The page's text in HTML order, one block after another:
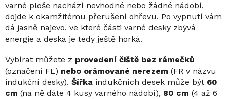
varné ploše nachází nevhodné nebo žádné nádobí,
dojde k okamžitému přerušení ohřevu. Po vypnutí vám
dá jasně najevo, ve které části varné desky zbývá
energie a deska je tedy ještě horká.
Vybírat můžete z provedení čiště bez rámečků
(označení FL) nebo orámované nerezem (FR v názvu
indukční desky). Šířka indukčních desek může být 60
cm (na ně dáte 4 kusy varného nádobí), 80 cm (4 až 6